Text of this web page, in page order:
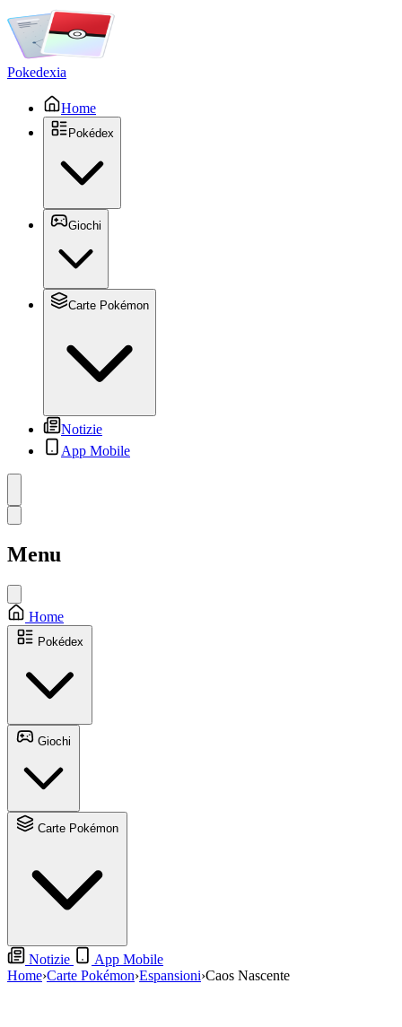
Pokedexia
Home
Pokédex
Giochi
Carte Pokémon
Notizie
App Mobile
Menu
Home
Notizie
App Mobile
Home›Carte Pokémon›Espansioni›Caos Nascente